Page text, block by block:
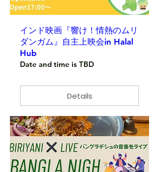
インド映画『響け！情熱のムリ
ダンガム』自主上映会in Halal
Hub
Date and time is TBD
Details